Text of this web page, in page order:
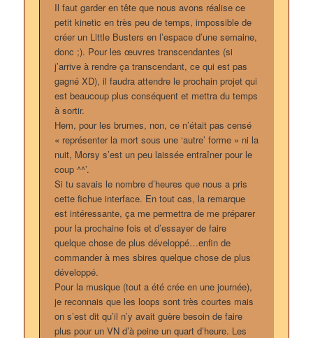
Il faut garder en tête que nous avons réalise ce
petit kinetic en très peu de temps, impossible de
créer un Little Busters en l’espace d’une semaine,
donc ;). Pour les œuvres transcendantes (si
j’arrive à rendre ça transcendant, ce qui est pas
gagné XD), il faudra attendre le prochain projet qui
est beaucoup plus conséquent et mettra du temps
à sortir.
Hem, pour les brumes, non, ce n’était pas censé
« représenter la mort sous une ‘autre’ forme » ni la
nuit, Morsy s’est un peu laissée entraîner pour le
coup ^^’.
Si tu savais le nombre d’heures que nous a pris
cette fichue interface. En tout cas, la remarque
est intéressante, ça me permettra de me préparer
pour la prochaine fois et d’essayer de faire
quelque chose de plus développé…enfin de
commander à mes sbires quelque chose de plus
développé.
Pour la musique (tout a été crée en une journée),
je reconnais que les loops sont très courtes mais
on s’est dit qu’il n’y avait guère besoin de faire
plus pour un VN d’à peine un quart d’heure. Les